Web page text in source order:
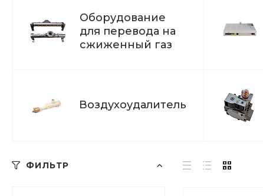
Оборудование
для перевода на
сжиженный газ
Воздухоудалитель
ФИЛЬТР